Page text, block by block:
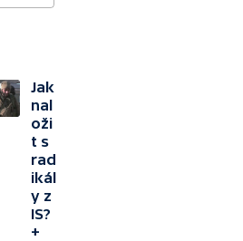
Jak
nal
oži
t s
rad
ikál
y z
IS?
+